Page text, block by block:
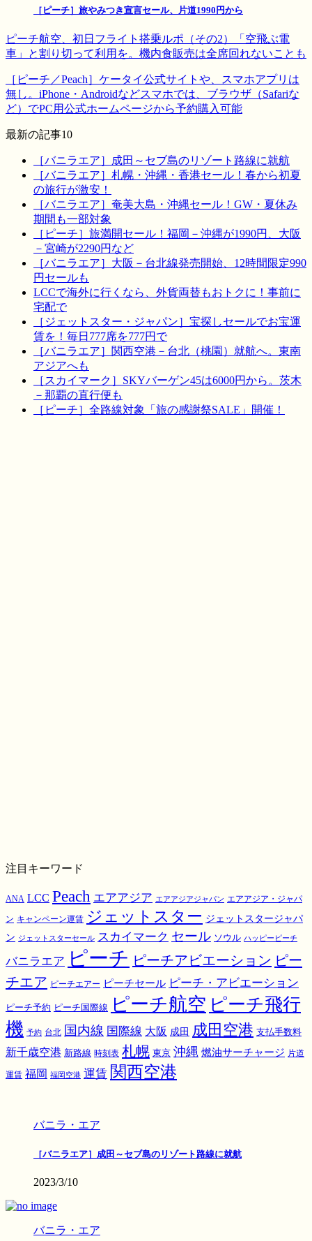
［ピーチ］旅やみつき宣言セール、片道1990円から
ピーチ航空、初日フライト搭乗ルポ（その2）「空飛ぶ電
車」と割り切って利用を。機内食販売は全席回れないことも
［ピーチ／Peach］ケータイ公式サイトや、スマホアプリは
無し。iPhone・Androidなどスマホでは、ブラウザ（Safariな
ど）でPC用公式ホームページから予約購入可能
最新の記事10
［バニラエア］成田～セブ島のリゾート路線に就航
［バニラエア］札幌・沖縄・香港セール！春から初夏
の旅行が激安！
［バニラエア］奄美大島・沖縄セール！GW・夏休み
期間も一部対象
［ピーチ］旅満開セール！福岡－沖縄が1990円、大阪
－宮崎が2290円など
［バニラエア］大阪－台北線発売開始、12時間限定990
円セールも
LCCで海外に行くなら、外貨両替もおトクに！事前に
宅配で
［ジェットスター・ジャパン］宝探しセールでお宝運
賃を！毎日777席を777円で
［バニラエア］関西空港－台北（桃園）就航へ。東南
アジアへも
［スカイマーク］SKYバーゲン45は6000円から。茨木
－那覇の直行便も
［ピーチ］全路線対象「旅の感謝祭SALE」開催！
注目キーワード
ANA LCC Peach エアアジア エアアジアジャパン エアアジア・ジャパ
ン キャンペーン運賃 ジェットスター ジェットスタージャパ
ン ジェットスターセール スカイマーク セール ソウル ハッピーピーチ
バニラエア ピーチ ピーチアビエーション ピー
チエア ピーチエアー ピーチセール ピーチ・アビエーション
ピーチ予約 ピーチ国際線 ピーチ航空 ピーチ飛行
機 予約 台北 国内線 国際線 大阪 成田 成田空港 支払手数料
新千歳空港 新路線 時刻表 札幌 東京 沖縄 燃油サーチャージ 片道
運賃 福岡 福岡空港 運賃 関西空港
バニラ・エア
［バニラエア］成田～セブ島のリゾート路線に就航
2023/3/10
バニラ・エア